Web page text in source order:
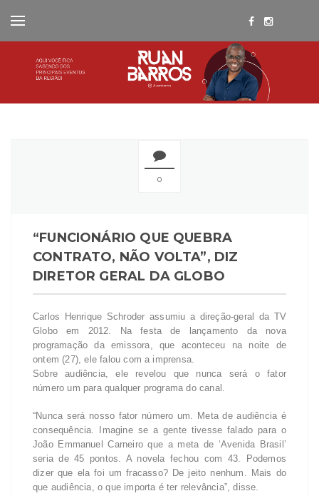
0
“FUNCIONÁRIO QUE QUEBRA
CONTRATO, NÃO VOLTA”, DIZ
DIRETOR GERAL DA GLOBO
Carlos Henrique Schroder assumiu a direção-geral da TV
Globo em 2012. Na festa de lançamento da nova
programação da emissora, que aconteceu na noite de
ontem (27), ele falou com a imprensa.
Sobre audiência, ele revelou que nunca será o fator
número um para qualquer programa do canal.
“Nunca será nosso fator número um. Meta de audiência é
consequência. Imagine se a gente tivesse falado para o
João Emmanuel Carneiro que a meta de ‘Avenida Brasil’
seria de 45 pontos. A novela fechou com 43. Podemos
dizer que ela foi um fracasso? De jeito nenhum. Mais do
que audiência, o que importa é ter relevância”, disse.